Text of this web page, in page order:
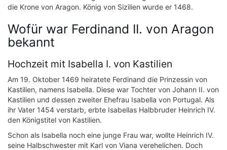
die Krone von Aragon. König von Sizilien wurde er 1468.
Wofür war Ferdinand II. von Aragon
bekannt
Hochzeit mit Isabella I. von Kastilien
Am 19. Oktober 1469 heiratete Ferdinand die Prinzessin von
Kastilien, namens Isabella. Diese war Tochter von Johann II. von
Kastilien und dessen zweiter Ehefrau Isabella von Portugal. Als
ihr Vater 1454 verstarb, erbte Isabellas Halbbruder Heinrich IV.
den Königstitel von Kastilien.
Schon als Isabella noch eine junge Frau war, wollte Heinrich IV.
seine Halbschwester mit Karl von Viana verehelichen. Doch